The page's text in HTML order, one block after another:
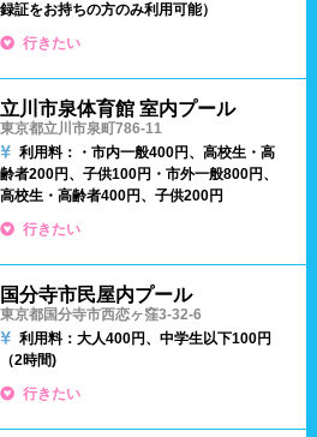
録証をお持ちの方のみ利用可能）
行きたい
立川市泉体育館 室内プール
東京都立川市泉町786-11
利用料：・市内一般400円、高校生・高
齢者200円、子供100円 ・市外一般800円、
高校生・高齢者400円、子供200円
行きたい
国分寺市民屋内プール
東京都国分寺市西恋ヶ窪3-32-6
利用料：大人400円、中学生以下100円
（2時間)
行きたい
営業時間
夏季限定
24時間営業
ーション
郊外
水深